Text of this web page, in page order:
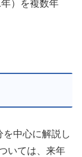
）を複数年
中心に解説し
いては、来年